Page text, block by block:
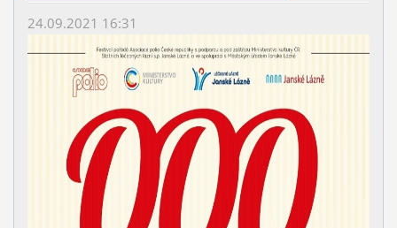
24.09.2021 16:31